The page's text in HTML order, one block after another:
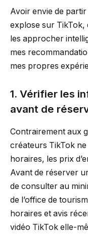
Avoir envie de
explose sur TikTok,
les approcher
mes
mes propres
1. Vérifier les
avant de
Contrairement aux
créateurs TikTok
horaires, les prix
Avant de réserver
de consulter au
de l’office de
horaires et avis
vidéo TikTok elle-